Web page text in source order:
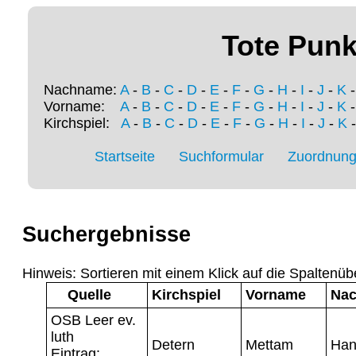
Tote
Nachname: A- B - C - D - E - F - G - H - I - J - K
Vorname: A- B - C - D - E - F - G - H - I - J - K
Kirchspiel: A- B - C - D- E- F- G - H - I - J - K
Startseite Suchformular
Suchergebnisse
Hinweis: Sortieren mit einem Klick auf die
Quelle
Kirchspiel Vorname
OSB Leer ev.
luth
Detern Mettam